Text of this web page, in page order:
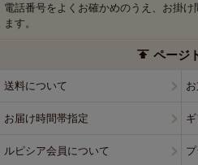
電話番号をよくお確かめのうえ、お掛
ます。
ページ
送料について
お届け時間帯指定
ルピシア会員について